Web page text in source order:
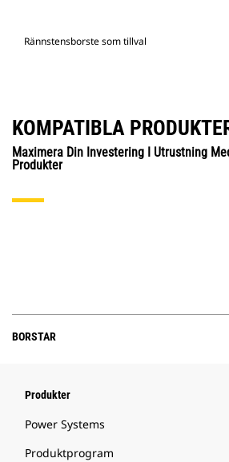
Rännstensborste som tillval
KOMPATIBLA
Maximera Din Investering I Utrustning
Produkter
BORSTAR
Produkter
Power Systems
Produktprogram